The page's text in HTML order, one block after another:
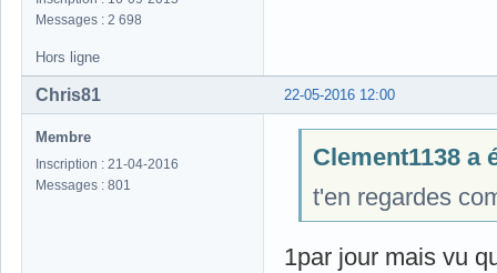
Messages : 2 698
Hors ligne
22-05-2016 12:00
Chris81
Membre
Inscription : 21-04-2016
Messages : 801
Clement1138 a
t'en regardes
1par jour mais vu